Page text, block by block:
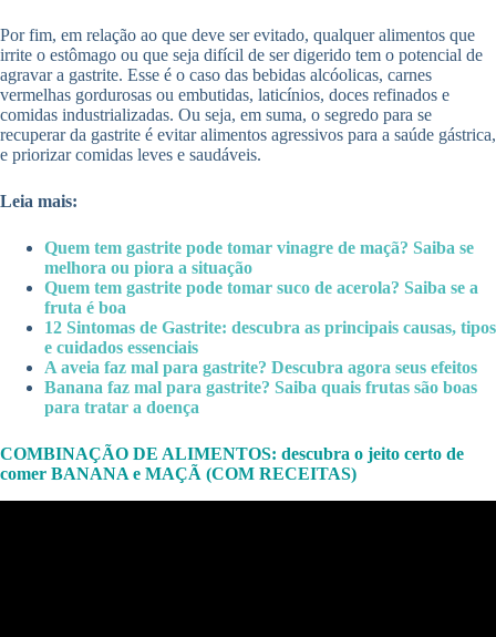
Por fim, em relação ao que deve ser evitado, qualquer alimentos que
irrite o estômago ou que seja difícil de ser digerido tem o potencial de
agravar a gastrite. Esse é o caso das bebidas alcóolicas, carnes
vermelhas gordurosas ou embutidas, laticínios, doces refinados e
comidas industrializadas. Ou seja, em suma, o segredo para se
recuperar da gastrite é evitar alimentos agressivos para a saúde gástrica,
e priorizar comidas leves e saudáveis.
Leia mais:
Quem tem gastrite pode tomar vinagre de maçã? Saiba se
melhora ou piora a situação
Quem tem gastrite pode tomar suco de acerola? Saiba se a
fruta é boa
12 Sintomas de Gastrite: descubra as principais causas, tipos
e cuidados essenciais
A aveia faz mal para gastrite? Descubra agora seus efeitos
Banana faz mal para gastrite? Saiba quais frutas são boas
para tratar a doença
COMBINAÇÃO DE ALIMENTOS: descubra o jeito certo de
comer BANANA e MAÇÃ (COM RECEITAS)